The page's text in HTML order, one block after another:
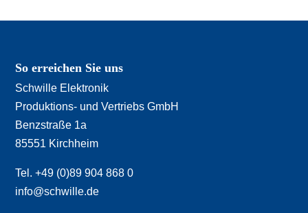
So erreichen Sie uns
Schwille Elektronik
Produktions- und Vertriebs GmbH
Benzstraße 1a
85551 Kirchheim
Tel. +49 (0)89 904 868 0
info@schwille.de